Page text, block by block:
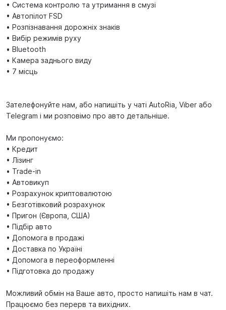
• Система контролю та утримання в смузі
• Автопілот FSD
• Розпізнавання дорожніх знаків
• Вибір режимів руху
• Bluetooth
• Камера заднього виду
• 7 місць
Зателефонуйте нам, або напишіть у чаті AutoRia, Viber або
Telegram і ми розповімо про авто детальніше.
Ми пропонуємо:
• Кредит
• Лізинг
• Trade-in
• Автовикуп
• Розрахунок криптовалютою
• Безготівковий розрахунок
• Пригон (Європа, США)
• Підбір авто
• Допомога в продажі
• Доставка по Україні
• Допомога в переоформленні
• Підготовка до продажу
Можливий обмін на Ваше авто, просто напишіть нам в чат.
Працюємо без перерв та вихідних.